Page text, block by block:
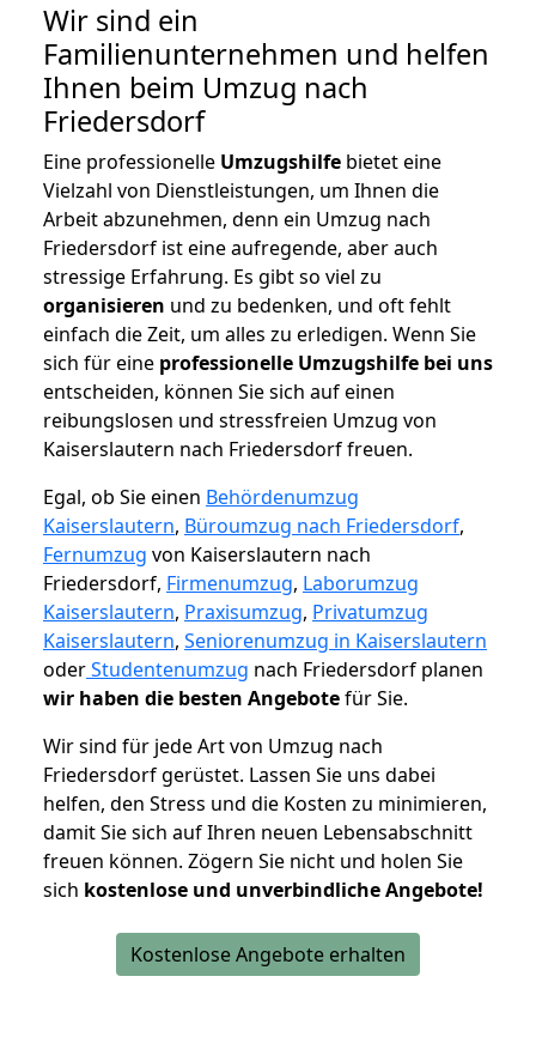
Wir sind ein
Familienunternehmen und helfen
Ihnen beim Umzug nach
Friedersdorf
Eine professionelle Umzugshilfe bietet eine
Vielzahl von Dienstleistungen, um Ihnen die
Arbeit abzunehmen, denn ein Umzug nach
Friedersdorf ist eine aufregende, aber auch
stressige Erfahrung. Es gibt so viel zu
organisieren und zu bedenken, und oft fehlt
einfach die Zeit, um alles zu erledigen. Wenn Sie
sich für eine professionelle Umzugshilfe bei uns
entscheiden, können Sie sich auf einen
reibungslosen und stressfreien Umzug von
Kaiserslautern nach Friedersdorf freuen.
Egal, ob Sie einen Behördenumzug
Kaiserslautern, Büroumzug nach Friedersdorf,
Fernumzug von Kaiserslautern nach
Friedersdorf, Firmenumzug, Laborumzug
Kaiserslautern, Praxisumzug, Privatumzug
Kaiserslautern, Seniorenumzug in Kaiserslautern
oderStudentenumzug nach Friedersdorf planen
wir haben die besten Angebotefür Sie.
Wir sind für jede Art von Umzug nach
Friedersdorf gerüstet. Lassen Sie uns dabei
helfen, den Stress und die Kosten zu minimieren,
damit Sie sich auf Ihren neuen Lebensabschnitt
freuen können. Zögern Sie nicht und holen Sie
sich kostenlose und unverbindliche Angebote!
Kostenlose Angebote erhalten